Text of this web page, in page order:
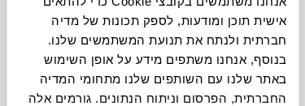
אישית תוכן ומודעות, לספק תכונות של מדיה
חברתית ולנתח את תנועת המשתמשים שלנו.
בנוסף, אנחנו משתפים מידע על אופן השימוש
באתר שלנו עם השותפים שלנו מתחומי המדיה
החברתית, הפרסום וניתוח הנתונים. גורמים אלה
תוכלו למצוא אותי ב:
צבעים